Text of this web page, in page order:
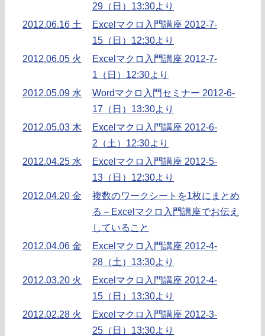
29（日）13:30より
2012.06.16 土
Excelマクロ入門講座 2012-7-
15（日）12:30より
2012.06.05 火
Excelマクロ入門講座 2012-7-
1（日）12:30より
2012.05.09 水
Wordマクロ入門セミナー 2012-6-
17（日）13:30より
2012.05.03 木
Excelマクロ入門講座 2012-6-
2（土）12:30より
2012.04.25 水
Excelマクロ入門講座 2012-5-
13（日）12:30より
2012.04.20 金
複数のワークシートを1枚にまとめ
る－Excelマクロ入門講座でお伝え
していること
2012.04.06 金
Excelマクロ入門講座 2012-4-
28（土）13:30より
2012.03.20 火
Excelマクロ入門講座 2012-4-
15（日）13:30より
2012.02.28 火
Excelマクロ入門講座 2012-3-
25（日）13:30より